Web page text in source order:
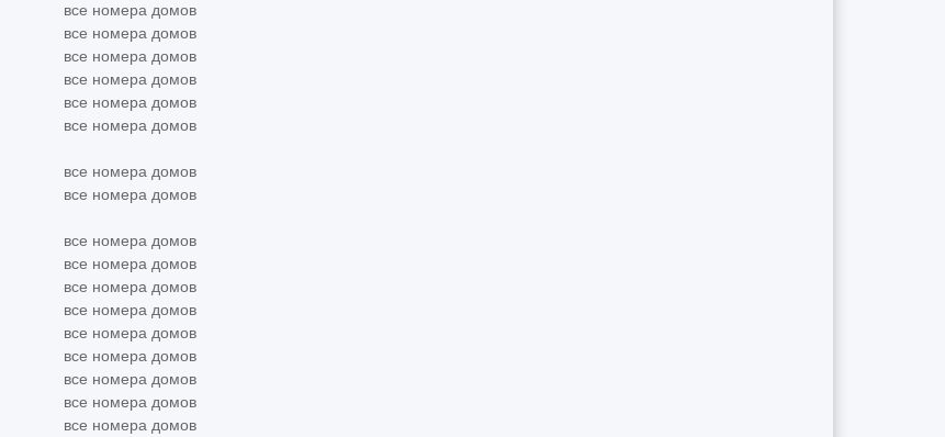
все номера домов
все номера домов
все номера домов
все номера домов
все номера домов
все номера домов
все номера домов
все номера домов
все номера домов
все номера домов
все номера домов
все номера домов
все номера домов
все номера домов
все номера домов
все номера домов
все номера домов